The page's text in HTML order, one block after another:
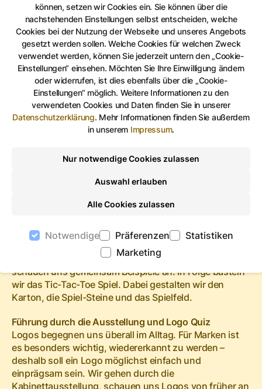
können, setzen wir Cookies ein. Sie können über die
nachstehenden Einstellungen selbst entscheiden, welche
Cookies bei der Nutzung der Webseite und unseres Angebots
gesetzt werden sollen. Welche Cookies für welchen Zweck
verwendet werden, können Sie jederzeit untern den „Cookie-
Einstellungen“ einsehen. Möchten Sie Ihre Einwilligung ändern
oder widerrufen, ist dies ebenfalls über die „Cookie-
Einstellungen“ möglich. Weitere Informationen zu den
verwendeten Cookies und Daten finden Sie in unserer
Datenschutzerklärung. Mehr Informationen finden Sie außerdem
in unserem Impressum.
Nur notwendige Cookies zulassen
Auswahl erlauben
Alle Cookies zulassen
Notwendige Präferenzen
Statistiken
Marketing
Auf Facebook teilen
Auf Twitter teilen
Per Link teilen
Führungen und Museumspädagogik
Mittagsführung
Kreativworkshop Tic-Tac-Toe Basteln
Auch Spiele können angewandte Kunst sein! Wir
schauen uns gemeinsam Beispiele an. In Folge basteln
wir das Tic-Tac-Toe Spiel. Dabei gestalten wir den
Karton, die Spiel-Steine und das Spielfeld.
Führung durch die Ausstellung und Logo Quiz
Logos begegnen uns überall im Alltag. Für Marken ist
es besonders wichtig, wiedererkannt zu werden –
deshalb soll ein Logo möglichst einfach und
einprägsam sein. Wir gehen durch die
Kabinettausstellung, schauen uns Logos von früher an